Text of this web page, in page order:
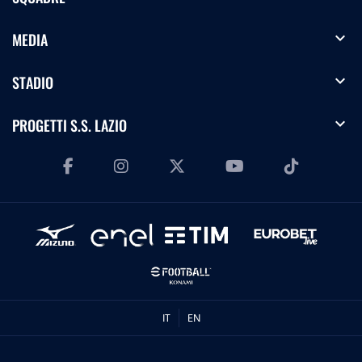
MEDIA expand_more
STADIO expand_more
PROGETTI S.S. LAZIO expand_more
IT EN